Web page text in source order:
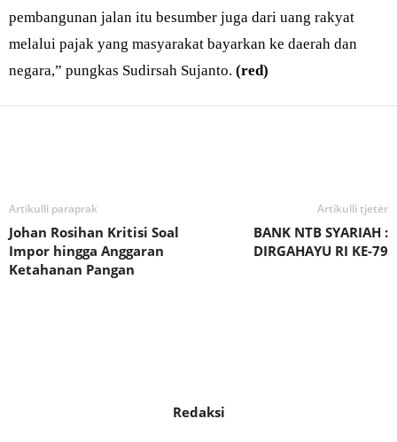
pembangunan jalan itu besumber juga dari uang rakyat
melalui pajak yang masyarakat bayarkan ke daerah dan
negara,” pungkas Sudirsah Sujanto. (red)
Artikulli paraprak
Johan Rosihan Kritisi Soal
Impor hingga Anggaran
Ketahanan Pangan
Artikulli tjetër
BANK NTB SYARIAH :
DIRGAHAYU RI KE-79
Redaksi